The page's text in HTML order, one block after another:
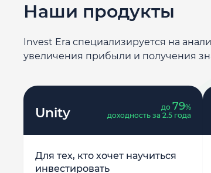
Наши продукты
Invest Era специализируется на
увеличения прибыли и получения
Unity до79%
доходность за 2.5 года
Для тех, кто хочет научиться
инвестировать